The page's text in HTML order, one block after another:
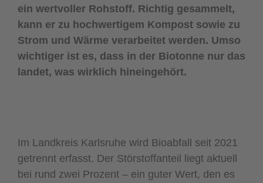
ein wertvoller Rohstoff. Richtig gesammelt,
kann er zu hochwertigem Kompost sowie zu
Strom und Wärme verarbeitet werden. Umso
wichtiger ist es, dass in der Biotonne nur das
landet, was wirklich hineingehört.
Im Landkreis Karlsruhe wird Bioabfall seit 2021
getrennt erfasst. Der Störstoffanteil liegt aktuell
bei rund zwei Prozent – ein guter Wert, den es